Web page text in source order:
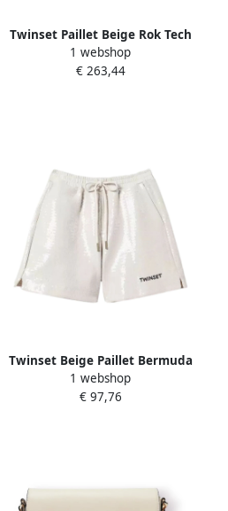
Twinset Paillet Beige Rok Tech
Stof Vrouw Beige Dames
1 webshop
€ 263,44
Twinset Beige Paillet Bermuda
Shorts Beige Dames
1 webshop
€ 97,76